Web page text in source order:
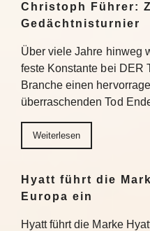
Christoph Führer:
Gedächtnisturnier
Über viele Jahre hinweg
feste Konstante bei DER
Branche einen
überraschenden Tod
Weiterlesen
Hyatt führt die
Europa ein
Hyatt führt die Marke